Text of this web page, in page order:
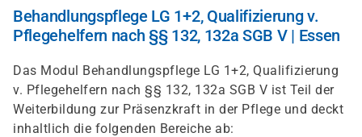
Behandlungspflege LG 1+2, Qualifizierung v.
Pflegehelfern nach §§ 132, 132a SGB V | Essen
Das Modul Behandlungspflege LG 1+2, Qualifizierung
v. Pflegehelfern nach §§ 132, 132a SGB V ist Teil der
Weiterbildung zur Präsenzkraft in der Pflege und deckt
inhaltlich die folgenden Bereiche ab: